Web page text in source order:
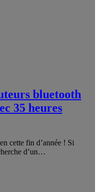
bluetooth
35 heures
cette fin d’année ! Si
d’un…